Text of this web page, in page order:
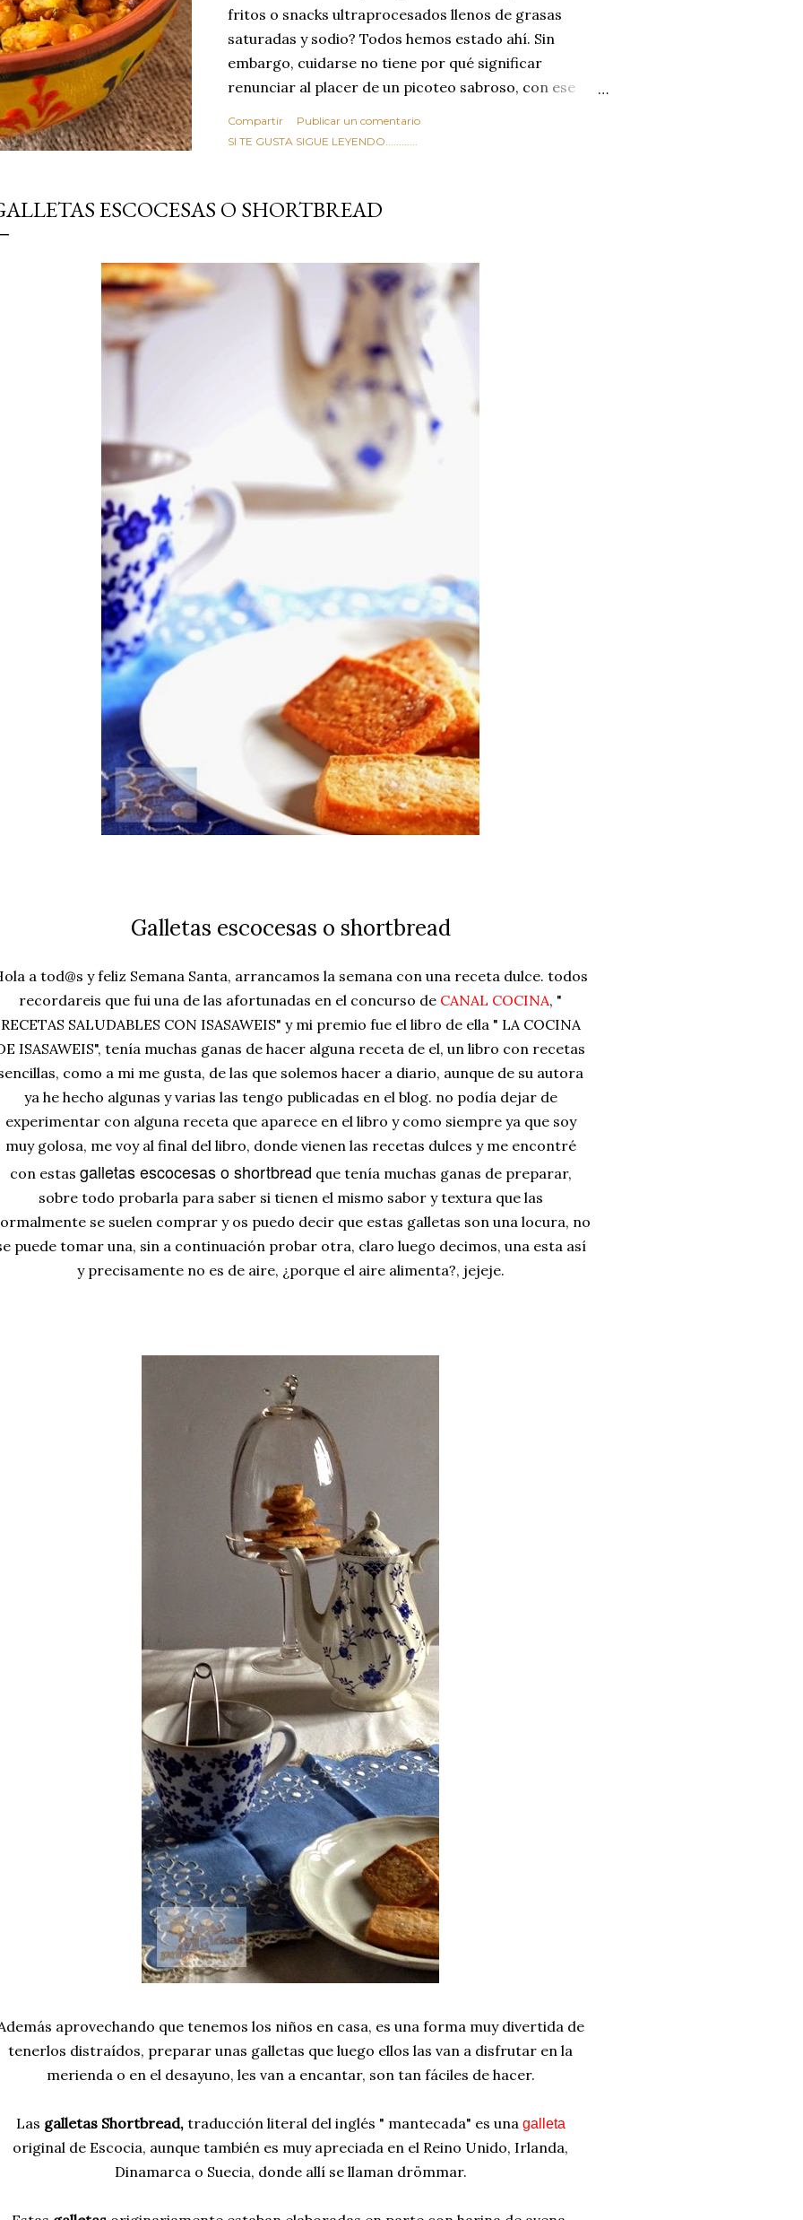
fritos o snacks ultraprocesados llenos de grasas
saturadas y sodio? Todos hemos estado ahí. Sin
embargo, cuidarse no tiene por qué significar
renunciar al placer de un picoteo sabroso, con ese
Estas alubias crujientes al horno van a cambiar por
tradicionales y copiosos de invierno. Con esta receta
en un snack ligero, dorado, cargado de proteína y
100% natural. Es el sustituto perfecto a los frutos se...
Compartir
Publicar un comentario
SI TE GUSTA SIGUE LEYENDO............
ESCOCESAS O SHORTBREAD
Galletas escocesas o shortbread
a tod@s y feliz Semana Santa, arrancamos la semana con una receta dulce. todos
recordareis que fui una de las afortunadas en el concurso de CANAL COCINA, "
RECETAS SALUDABLES CON ISASAWEIS" y mi premio fue el libro de ella " LA COCINA
ISASAWEIS", tenía muchas ganas de hacer alguna receta de el, un libro con recetas
como a mi me gusta, de las que solemos hacer a diario, aunque de su autora
ya he hecho algunas y varias las tengo publicadas en el blog. no podía dejar de
experimentar con alguna receta que aparece en el libro y como siempre ya que soy
muy golosa, me voy al final del libro, donde vienen las recetas dulces y me encontré
con estas galletas escocesas o shortbread que tenía muchas ganas de preparar,
sobre todo probarla para saber si tienen el mismo sabor y textura que las
se suelen comprar y os puedo decir que estas galletas son una locura, no
puede tomar una, sin a continuación probar otra, claro luego decimos, una esta así
y precisamente no es de aire, ¿porque el aire alimenta?, jejeje.
aprovechando que tenemos los niños en casa, es una forma muy divertida de
tenerlos distraídos, preparar unas galletas que luego ellos las van a disfrutar en la
merienda o en el desayuno, les van a encantar, son tan fáciles de hacer.
Las galletas Shortbread, traducción literal del inglés " mantecada" es una galleta
original de Escocia, aunque también es muy apreciada en el Reino Unido, Irlanda,
Dinamarca o Suecia, donde allí se llaman drömmar.